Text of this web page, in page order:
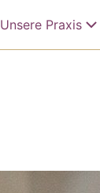
Unsere Praxis